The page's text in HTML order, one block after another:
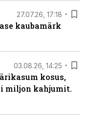
27.07.26, 17:18
kaubamärk
03.08.26, 14:25
kosus,
miljon kahjumit.